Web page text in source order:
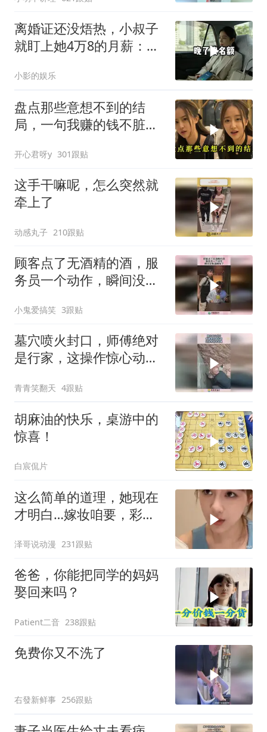
离婚证还没焐热，小叔子
就盯上她4万8的月薪：转
小影的娱乐
盘点那些意想不到的结
局，一句我赚的钱不脏，
开心君呀y 301跟贴
这手干嘛呢，怎么突然就
牵上了
动感丸子 210跟贴
顾客点了无酒精的酒，服
务员一个动作，瞬间没有
小鬼爱搞笑 3跟贴
墓穴喷火封口，师傅绝对
是行家，这操作惊心动
青青笑翻天 4跟贴
胡麻油的快乐，桌游中的
惊喜！
白宸侃片
这么简单的道理，她现在
才明白…嫁妆咱要，彩礼
泽哥说动漫 231跟贴
爸爸，你能把同学的妈妈
娶回来吗？
Patient二音 238跟贴
免费你又不洗了
右發新鲜事 256跟贴